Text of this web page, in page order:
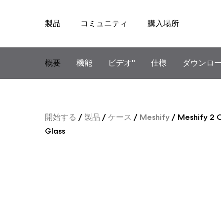
製品 コミュニティ 購入場所
概要
機能 ビデオ" 仕様 ダウンロ
開始する /製品 /ケース / Meshify/ Meshify 2
Glass